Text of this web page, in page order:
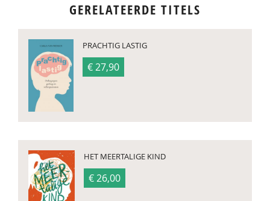
GERELATEERDE TITELS
PRACHTIG LASTIG
€ 27,90
HET MEERTALIGE KIND
€ 26,00